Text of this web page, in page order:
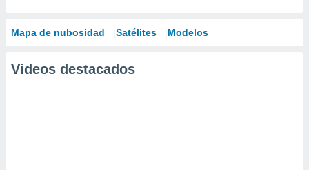
Mapa de nubosidad Satélites Modelos
Videos destacados